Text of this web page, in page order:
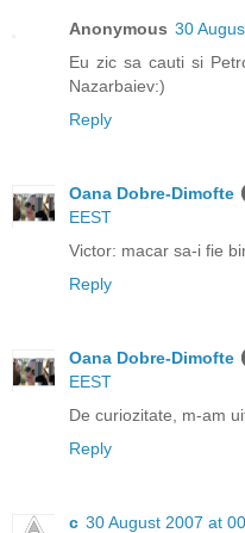
Anonymous 30
Eu zic sa cauti si
Nazarbaiev:)
Reply
Oana Dobre-Dimofte
EEST
Victor: macar sa-i fie
Reply
Oana Dobre-Dimofte
EEST
De curiozitate, m-am
Reply
c 30 August 2007 at